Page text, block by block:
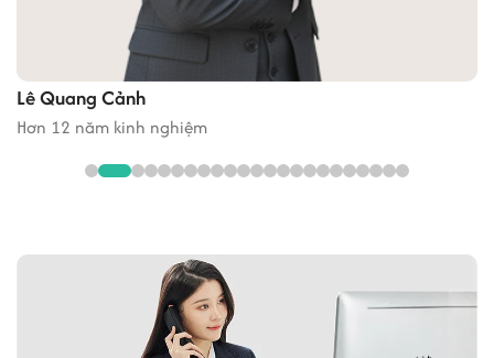
Lê Quang Cảnh
Hơn 12 năm kinh nghiệm